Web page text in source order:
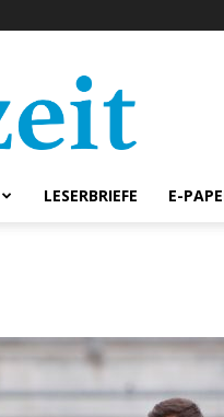
LESERBRIEFE E-